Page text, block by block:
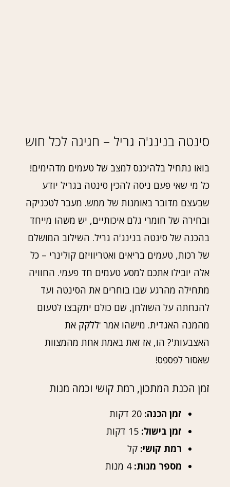
סינטה בנינג'ה גריל – חגיגה לכל חוש
בואו נתחיל בלהיכנס למצב של טעמים מדהימים!
כל מי שאי פעם ניסה להכין סינטה בגריל יודע
שבעצם מדובר באומנות של ממש. מעבר לטכניקה
ובחירה של חומרי גלם איכותיים, יש משהו מייחד
בהכנה של סינטה בנינג'ה גריל. השילוב המושלם
של רכות, טעמים בריאים ואטריוויזם קולינרי – כל
אלה יובילו אתכם למסע טעמים חד פעמי. החוויה
מתחילה מהרגע שבו בוחרים את הסינטה ועד
להנחתה על השולחן, שם כולם יתקבצו לטעום
מהמנה האגדית. מישהו אמר 'ללקק את
האצבעות'? הו, אז זאת באמת אחת מהמצוות
שאסור לפספס!
זמן הכנת המתכון, רמת קושי וכמה מנות
זמן הכנה:
זמן בישול:
רמת קושי: קל
מספר מנות: 4 מנות